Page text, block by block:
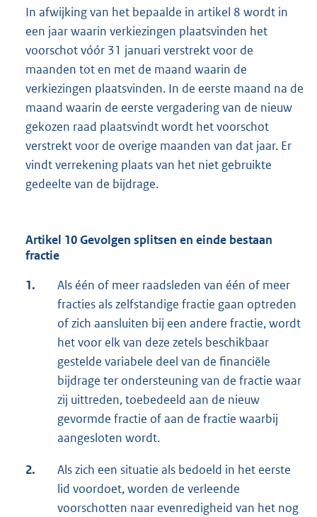
In afwijking van het bepaalde in artikel 8 wordt in
een jaar waarin verkiezingen plaatsvinden het
voorschot vóór 31 januari verstrekt voor de
maanden tot en met de maand waarin de
verkiezingen plaatsvinden. In de eerste maand na de
maand waarin de eerste vergadering van de nieuw
gekozen raad plaatsvindt wordt het voorschot
verstrekt voor de overige maanden van dat jaar. Er
vindt verrekening plaats van het niet gebruikte
gedeelte van de bijdrage.
Artikel 10 Gevolgen splitsen en einde bestaan
fractie
1.
Als één of meer raadsleden van één of meer
fracties als zelfstandige fractie gaan optreden
of zich aansluiten bij een andere fractie, wordt
het voor elk van deze zetels beschikbaar
gestelde variabele deel van de financiële
bijdrage ter ondersteuning van de fractie waar
zij uittreden, toebedeeld aan de nieuw
gevormde fractie of aan de fractie waarbij
aangesloten wordt.
2.
Als zich een situatie als bedoeld in het eerste
lid voordoet, worden de verleende
voorschotten naar evenredigheid van het nog